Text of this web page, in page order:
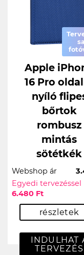
Apple
16 Pro
nyíló
bőrtok
rombusz
mintás
sötétkék
Webshop ár
Egyedi tervezéssel
6.480 Ft
részletek
INDULHAT
TERVEZÉS